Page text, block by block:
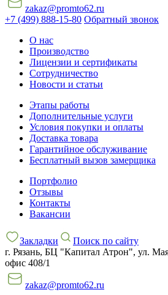
zakaz@promto62.ru
+7 (499) 888-15-80 Обратный звонок
О нас
Производство
Лицензии и сертификаты
Сотрудничество
Новости и статьи
Этапы работы
Дополнительные услуги
Условия покупки и оплаты
Доставка товара
Гарантийное обслуживание
Бесплатный вызов замерщика
Портфолио
Отзывы
Контакты
Вакансии
Закладки
Поиск по сайту
г. Рязань, БЦ "Капитал Атрон", ул.
офис 408/1
zakaz@promto62.ru